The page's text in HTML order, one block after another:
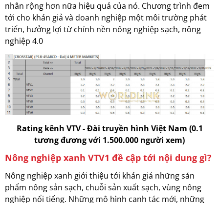
nhân rộng hơn nữa hiệu quả của nó. Chương trình đem
tới cho khán giả và doanh nghiệp một môi trường phát
triển, hưởng lợi từ chính nền nông nghiệp sạch, nông
nghiệp 4.0
Rating kênh VTV - Đài truyền hình Việt Nam (0.1
tương đương với 1.500.000 người xem)
Nông nghiệp xanh VTV1 đề cập tới nội dung gì?
Nông nghiệp xanh giới thiệu tới khán giả những sản
phẩm nông sản sạch, chuỗi sản xuất sạch, vùng nông
nghiệp nổi tiếng. Những mô hình canh tác mới, những